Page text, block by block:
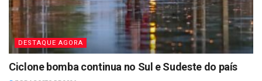
DESTAQUE AGORA
Ciclone bomba continua no Sul e Sudeste do país